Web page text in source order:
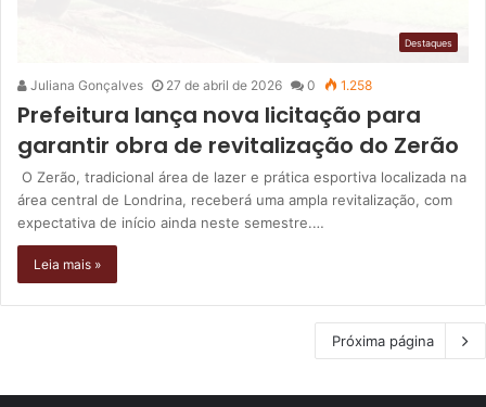
Destaques
Juliana Gonçalves 27 de abril de 2026 0 1.258
Prefeitura lança nova licitação para
garantir obra de revitalização do Zerão
O Zerão, tradicional área de lazer e prática esportiva localizada na
área central de Londrina, receberá uma ampla revitalização, com
expectativa de início ainda neste semestre.…
Leia mais »
Próxima página